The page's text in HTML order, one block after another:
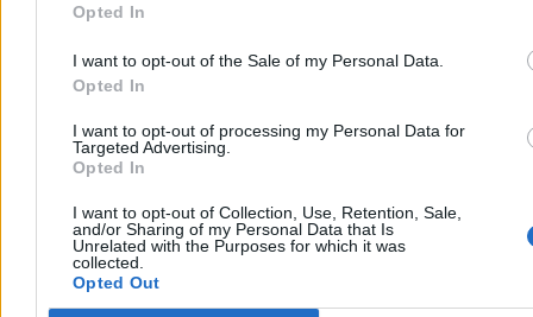
Opted In
I want to opt-out of the Sale of my Personal Data.
Opted In
I want to opt-out of processing my Personal Data for
Targeted Advertising.
Opted In
I want to opt-out of Collection, Use, Retention, Sale,
and/or Sharing of my Personal Data that Is
Unrelated with the Purposes for which it was
collected.
Opted Out
Reklama